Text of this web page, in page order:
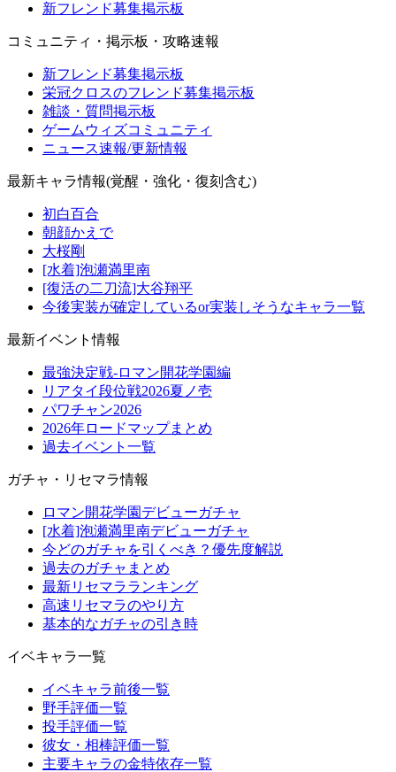
新フレンド募集掲示板
コミュニティ・掲示板・攻略速報
新フレンド募集掲示板
栄冠クロスのフレンド募集掲示板
雑談・質問掲示板
ゲームウィズコミュニティ
ニュース速報/更新情報
最新キャラ情報(覚醒・強化・復刻含む)
初白百合
朝顔かえで
大桜剛
[水着]泡瀬満里南
[復活の二刀流]大谷翔平
今後実装が確定しているor実装しそうなキャラ一覧
最新イベント情報
最強決定戦-ロマン開花学園編
リアタイ段位戦2026夏ノ壱
パワチャン2026
2026年ロードマップまとめ
過去イベント一覧
ガチャ・リセマラ情報
ロマン開花学園デビューガチャ
[水着]泡瀬満里南デビューガチャ
今どのガチャを引くべき？優先度解説
過去のガチャまとめ
最新リセマラランキング
高速リセマラのやり方
基本的なガチャの引き時
イベキャラ一覧
イベキャラ前後一覧
野手評価一覧
投手評価一覧
彼女・相棒評価一覧
主要キャラの金特依存一覧